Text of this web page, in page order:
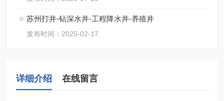
苏州打井-钻深水井-工程降水井-养殖井
发布时间：2025-02-17
详细介绍 在线留言